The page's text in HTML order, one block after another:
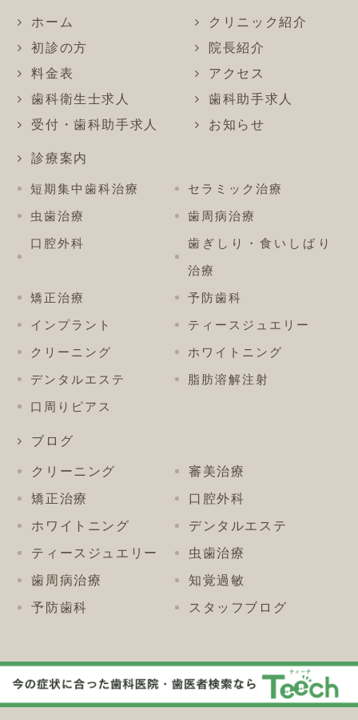
ホーム
クリニック紹介
初診の方
院長紹介
料金表
アクセス
歯科衛生士求人
歯科助手求人
受付・歯科助手求人
お知らせ
診療案内
短期集中歯科治療
セラミック治療
虫歯治療
歯周病治療
口腔外科
歯ぎしり・食いしばり
治療
矯正治療
予防歯科
インプラント
ティースジュエリー
クリーニング
ホワイトニング
デンタルエステ
脂肪溶解注射
口周りピアス
ブログ
クリーニング
審美治療
矯正治療
口腔外科
ホワイトニング
デンタルエステ
ティースジュエリー
虫歯治療
歯周病治療
知覚過敏
予防歯科
スタッフブログ